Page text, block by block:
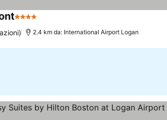
4 Stelle
2.4 km da: International Airport Logan